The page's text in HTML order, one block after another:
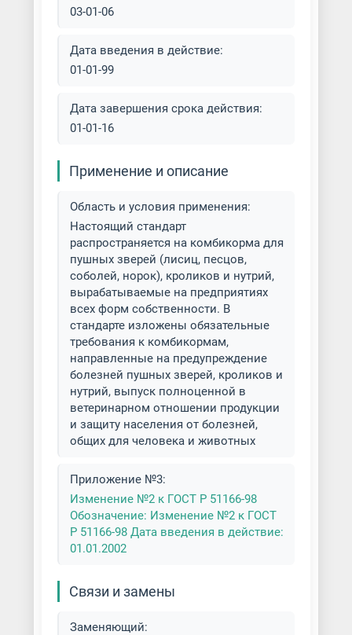
03-01-06
Дата введения в действие:
01-01-99
Дата завершения срока действия:
01-01-16
Применение и описание
Область и условия применения:
Настоящий стандарт
распространяется на комбикорма для
пушных зверей (лисиц, песцов,
соболей, норок), кроликов и нутрий,
вырабатываемые на предприятиях
всех форм собственности. В
стандарте изложены обязательные
требования к комбикормам,
направленные на предупреждение
болезней пушных зверей, кроликов и
нутрий, выпуск полноценной в
ветеринарном отношении продукции
и защиту населения от болезней,
общих для человека и животных
Приложение №3:
Изменение №2 к ГОСТ Р 51166-98
Обозначение: Изменение №2 к ГОСТ
Р 51166-98 Дата введения в действие:
01.01.2002
Связи и замены
Заменяющий: